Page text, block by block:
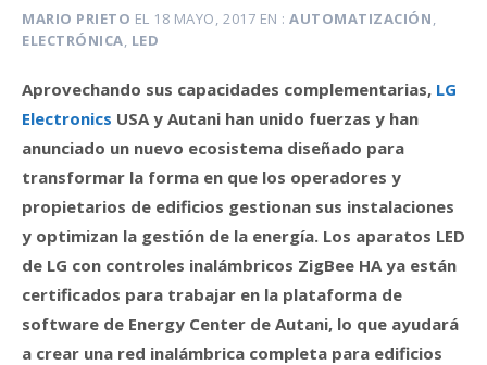
MARIO PRIETO EL 18 MAYO, 2017 EN AUTOMATIZACIÓN
ELECTRÓNICA LED
Aprovechando sus capacidades complementarias, LG
Electronics USA y Autani han unido fuerzas y han
anunciado un nuevo ecosistema diseñado para
transformar la forma en que los operadores y
propietarios de edificios gestionan sus instalaciones
y optimizan la gestión de la energía. Los aparatos LED
de LG con controles inalámbricos ZigBee HA ya están
certificados para trabajar en la plataforma de
software de Energy Center de Autani, lo que ayudará
a crear una red inalámbrica completa para edificios